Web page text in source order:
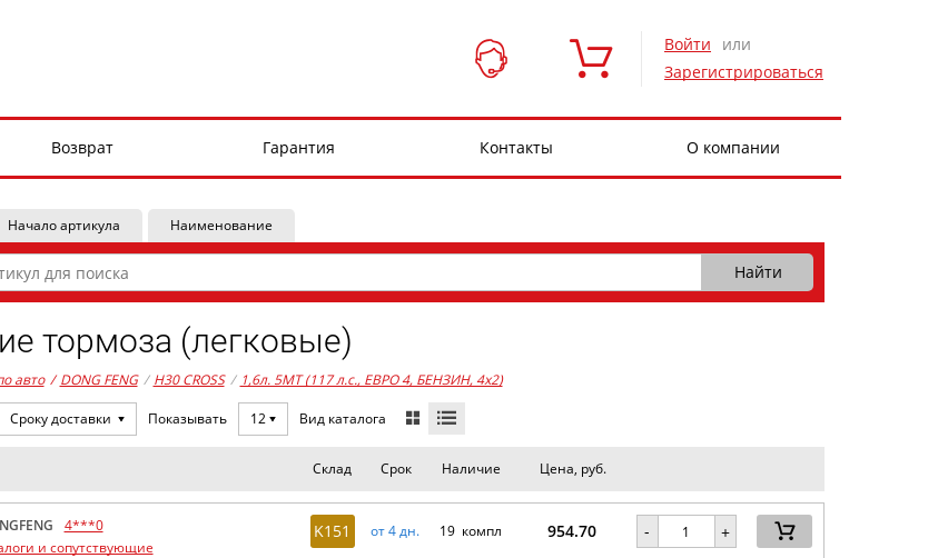
Войти
или
Зарегистрироваться
Возврат Гарантия Контакты О компании
Начало артикула Наименование
тормоза (легковые)
авто / DONG FENG / H30 CROSS / 1,6л. 5MT (117 л.с., ЕВРО 4, БЕНЗИН, 4x2)
Сроку доставки Показывать 12 Вид каталога
Склад Срок Наличие Цена, руб.
4***0
и сопутствующие
K151 от 4 дн. 19 компл 954.70 - +